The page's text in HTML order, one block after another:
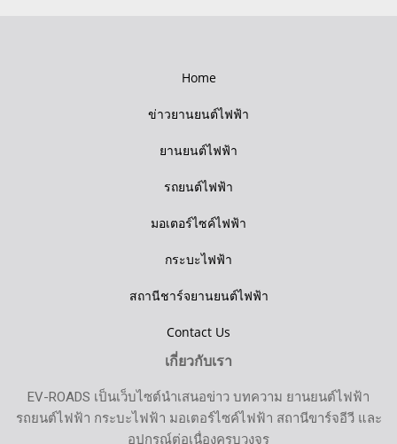
Home
ข่าวยานยนต์ไฟฟ้า
ยานยนต์ไฟฟ้า
รถยนต์ไฟฟ้า
มอเตอร์ไซค์ไฟฟ้า
กระบะไฟฟ้า
สถานีชาร์จยานยนต์ไฟฟ้า
Contact Us
เกี่ยวกับเรา
EV-ROADS เป็นเว็บไซต์นำเสนอข่าว บทความ ยานยนต์ไฟฟ้า
รถยนต์ไฟฟ้า กระบะไฟฟ้า มอเตอร์ไซค์ไฟฟ้า สถานีขาร์จอีวี และ
อุปกรณ์ต่อเนื่องครบวงจร